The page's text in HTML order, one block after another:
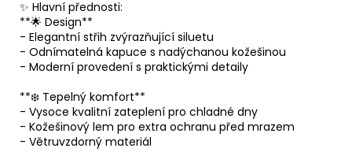
✨ Hlavní přednosti:
**🌟 Design**
- Elegantní střih zvýrazňující siluetu
- Odnímatelná kapuce s nadýchanou kožešinou
- Moderní provedení s praktickými detaily
**❄️ Tepelný komfort**
- Vysoce kvalitní zateplení pro chladné dny
- Kožešinový lem pro extra ochranu před mrazem
- Větruvzdorný materiál